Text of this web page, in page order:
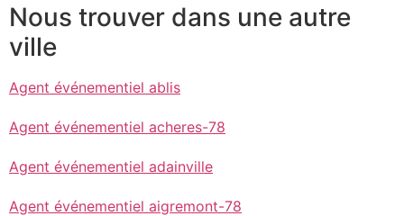
Nous trouver dans une autre
ville
Agent événementiel ablis
Agent événementiel acheres-78
Agent événementiel adainville
Agent événementiel aigremont-78